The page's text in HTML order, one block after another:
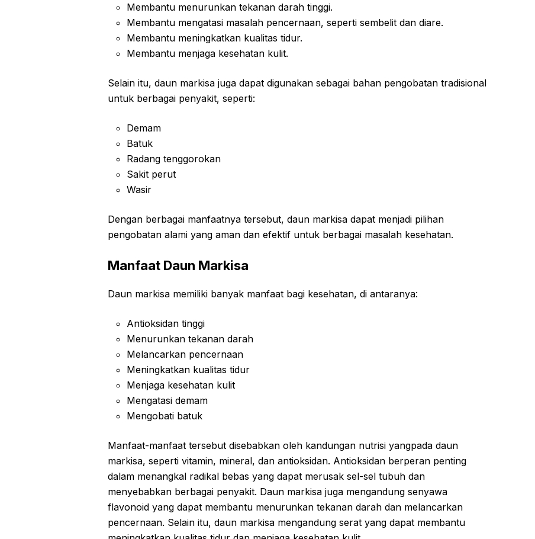
Membantu menurunkan tekanan darah tinggi.
Membantu mengatasi masalah pencernaan, seperti sembelit dan diare.
Membantu meningkatkan kualitas tidur.
Membantu menjaga kesehatan kulit.
Selain itu, daun markisa juga dapat digunakan sebagai bahan pengobatan tradisional
untuk berbagai penyakit, seperti:
Demam
Batuk
Radang tenggorokan
Sakit perut
Wasir
Dengan berbagai manfaatnya tersebut, daun markisa dapat menjadi pilihan
pengobatan alami yang aman dan efektif untuk berbagai masalah kesehatan.
Manfaat Daun Markisa
Daun markisa memiliki banyak manfaat bagi kesehatan, di antaranya:
Antioksidan tinggi
Menurunkan tekanan darah
Melancarkan pencernaan
Meningkatkan kualitas tidur
Menjaga kesehatan kulit
Mengatasi demam
Mengobati batuk
Manfaat-manfaat tersebut disebabkan oleh kandungan nutrisi yangpada daun
markisa, seperti vitamin, mineral, dan antioksidan. Antioksidan berperan penting
dalam menangkal radikal bebas yang dapat merusak sel-sel tubuh dan
menyebabkan berbagai penyakit. Daun markisa juga mengandung senyawa
flavonoid yang dapat membantu menurunkan tekanan darah dan melancarkan
pencernaan. Selain itu, daun markisa mengandung serat yang dapat membantu